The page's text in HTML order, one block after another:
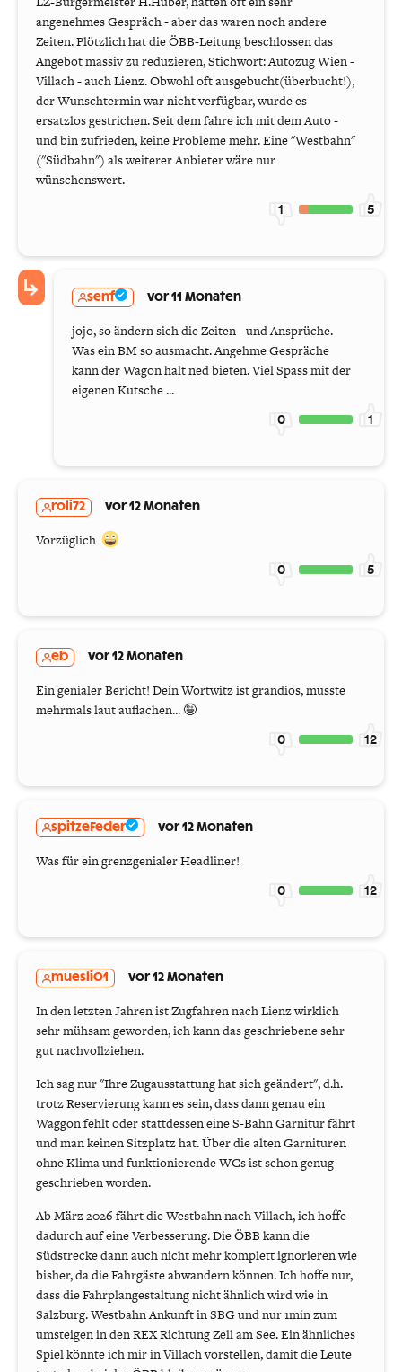
angenehmes Gespräch - aber das waren noch andere
Zeiten. Plötzlich hat die ÖBB-Leitung beschlossen das
Angebot massiv zu reduzieren, Stichwort: Autozug Wien -
Villach - auch Lienz. Obwohl oft ausgebucht(überbucht!),
der Wunschtermin war nicht verfügbar, wurde es
ersatzlos gestrichen. Seit dem fahre ich mit dem Auto -
und bin zufrieden, keine Probleme mehr. Eine "Westbahn"
("Südbahn") als weiterer Anbieter wäre nur
wünschenswert.
1 5
senf vor 11 Monaten
jojo, so ändern sich die Zeiten - und Ansprüche.
Was ein BM so ausmacht. Angehme Gespräche
kann der Wagon halt ned bieten. Viel Spass mit der
eigenen Kutsche ...
0 1
roli72 vor 12 Monaten
Vorzüglich
0 5
eb vor 12 Monaten
Ein genialer Bericht! Dein Wortwitz ist grandios, musste
mehrmals laut auflachen... 🤪
0 12
spitzeFeder vor 12 Monaten
Was für ein grenzgenialer Headliner!
0 12
muesli01 vor 12 Monaten
In den letzten Jahren ist Zugfahren nach Lienz wirklich
sehr mühsam geworden, ich kann das geschriebene sehr
gut nachvollziehen.
Ich sag nur "Ihre Zugausstattung hat sich geändert", d.h.
trotz Reservierung kann es sein, dass dann genau ein
Waggon fehlt oder stattdessen eine S-Bahn Garnitur fährt
und man keinen Sitzplatz hat. Über die alten Garnituren
ohne Klima und funktionierende WCs ist schon genug
geschrieben worden.
Ab März 2026 fährt die Westbahn nach Villach, ich hoffe
dadurch auf eine Verbesserung. Die ÖBB kann die
Südstrecke dann auch nicht mehr komplett ignorieren wie
bisher, da die Fahrgäste abwandern können. Ich hoffe nur,
dass die Fahrplangestaltung nicht ähnlich wird wie in
Salzburg. Westbahn Ankunft in SBG und nur 1min zum
umsteigen in den REX Richtung Zell am See. Ein ähnliches
Spiel könnte ich mir in Villach vorstellen, damit die Leute